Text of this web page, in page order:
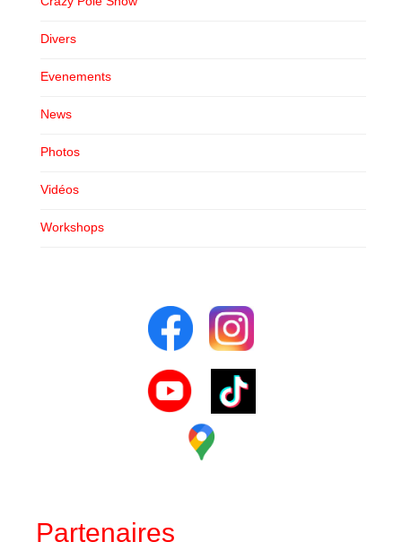
Shooting Workshops
CONTACT
Divers
Evenements
News
Photos
Vidéos
Workshops
Partenaires